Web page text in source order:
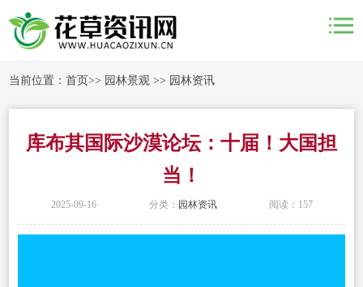
当前位置：首页>> 园林景观 >> 园林资讯
库布其国际沙漠论坛：十届！大国担
当！
2025-09-16 分类： 园林资讯 阅读：157